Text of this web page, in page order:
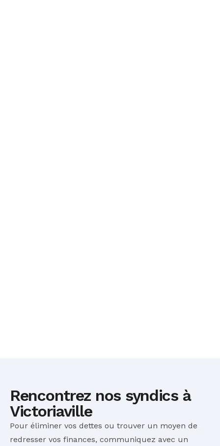
Rencontrez nos syndics à
Victoriaville
Pour éliminer vos dettes ou trouver un moyen de
redresser vos finances, communiquez avec un